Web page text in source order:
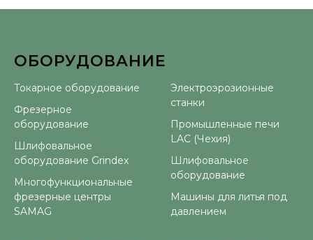
ОБОРУДОВАНИЕ
Токарное оборудование
Фрезерное
оборудование
Шлифовальное
оборудование Grindex
Многофункциональные
фрезерные центры
SAMAG
Электроэрозионные
станки
Промышленные печи
LAC (Чехия)
Шлифовальное
оборудование
Машины для литья под
давлением